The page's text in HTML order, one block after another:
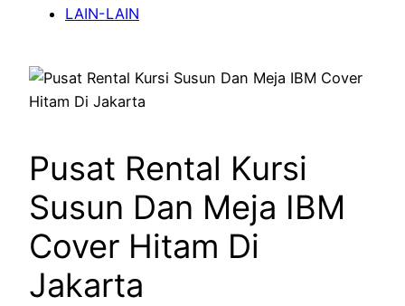
LAIN-LAIN
Pusat Rental Kursi
Susun Dan Meja IBM
Cover Hitam Di
Jakarta